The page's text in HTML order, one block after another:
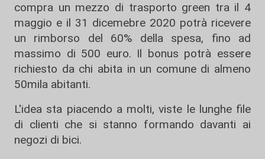
compra un mezzo di trasporto green tra il 4
maggio e il 31 dicemebre 2020 potrà ricevere
un rimborso del 60% della spesa, fino ad
massimo di 500 euro. Il bonus potrà essere
richiesto da chi abita in un comune di almeno
50mila abitanti.
L'idea sta piacendo a molti, viste le lunghe file
di clienti che si stanno formando davanti ai
negozi di bici.